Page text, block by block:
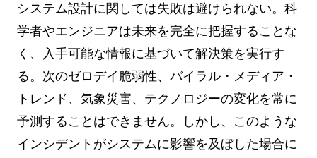
システム設計に関しては失敗は避けられない。科
学者やエンジニアは未来を完全に把握することな
く、入手可能な情報に基づいて解決策を実行す
る。次のゼロデイ脆弱性、バイラル・メディア・
トレンド、気象災害、テクノロジーの変化を常に
予測することはできません。しかし、このような
インシデントがシステムに影響を及ぼした場合に